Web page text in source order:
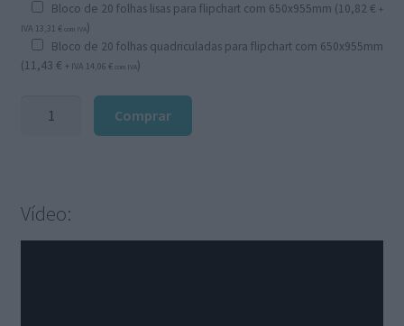
Bloco de 20 folhas lisas para flipchart com 650x955mm (10,82€ +
IVA 13,31 € com IVA)
Bloco de 20 folhas quadriculadas para flipchart com 650x955mm
(11,43 € + IVA 14,06 € com IVA)
vidro
para
Comprar
Vídeo: